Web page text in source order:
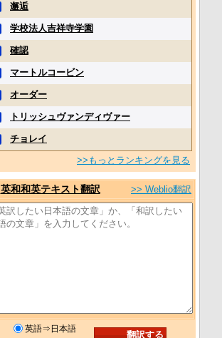
邂逅
学校法人吉祥寺学園
確認
マートルコービン
オーダー
トリッシュヴァンディヴァー
チョレイ
>>もっとランキングを見る
英和和英テキスト翻訳 >> Weblio翻訳
英語⇒日本語